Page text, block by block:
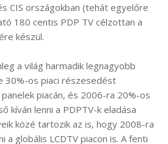
CIS országokban (tehát egyelőre
180 centis PDP TV célzottan a
készül.
a világ harmadik legnagyobb
30%-os piaci részesedést
piacán, és 2006-ra 20%-os
kíván lenni a PDPTV-k eladása
közé tartozik az is, hogy 2008-ra
a globális LCDTV piacon is. A fenti